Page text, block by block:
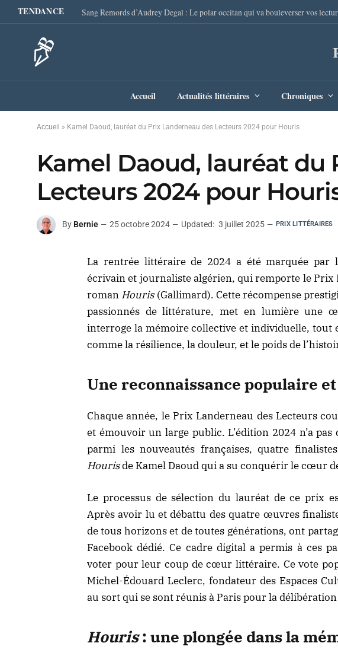
TENDANCE
Accueil Actualités littéraires Chroniques
Accueil » Kamel Daoud, lauréat du Prix Landerneau des Lecteurs 2024 pour Houris
Kamel Daoud, lauréat du
Lecteurs 2024 pour
By Bernie 25 octobre 2024 Updated: 3 juillet 2025 PRIX LITTÉRAIRES
La rentrée littéraire de 2024 a été marquée par
écrivain et journaliste algérien, qui remporte le Prix
roman Houris(Gallimard). Cette récompense
passionnés de littérature, met en lumière une
interroge la mémoire collective et individuelle, tout
comme la résilience, la douleur, et le poids de
Une reconnaissance populaire
Chaque année, le Prix Landerneau des Lecteurs
et émouvoir un large public. L’édition 2024 n’a
parmi les nouveautés françaises, quatre
Hourisde Kamel Daoud qui a su conquérir le cœur
Le processus de sélection du lauréat de ce prix
Après avoir lu et débattu des quatre œuvres
de tous horizons et de toutes générations, ont
Facebook dédié. Ce cadre digital a permis à ces
voter pour leur coup de cœur littéraire. Ce vote
Michel-Édouard Leclerc, fondateur des Espaces
au sort qui se sont réunis à Paris pour la
Houris: une plongée dans la